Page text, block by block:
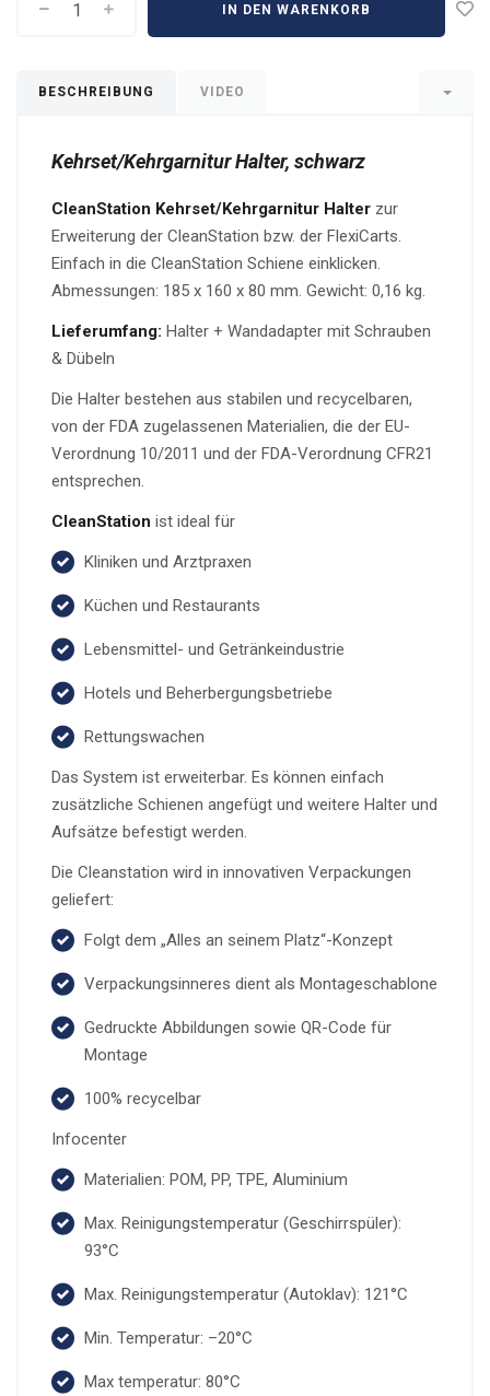
IN DEN WARENKORB
BESCHREIBUNG VIDEO
Kehrset/Kehrgarnitur Halter, schwarz
CleanStation Kehrset/Kehrgarnitur Halter zur
Erweiterung der CleanStation bzw. der FlexiCarts.
Einfach in die CleanStation Schiene einklicken.
Abmessungen: 185 x 160 x 80 mm. Gewicht: 0,16 kg.
Lieferumfang: Halter + Wandadapter mit Schrauben
& Dübeln
Die Halter bestehen aus stabilen und recycelbaren,
von der FDA zugelassenen Materialien, die der EU-
Verordnung 10/2011 und der FDA-Verordnung CFR21
entsprechen.
CleanStation ist ideal für
Kliniken und Arztpraxen
Küchen und Restaurants
Lebensmittel- und Getränkeindustrie
Hotels und Beherbergungsbetriebe
Rettungswachen
Das System ist erweiterbar. Es können einfach
zusätzliche Schienen angefügt und weitere Halter und
Aufsätze befestigt werden.
Die Cleanstation wird in innovativen Verpackungen
geliefert:
Folgt dem „Alles an seinem Platz“-Konzept
Verpackungsinneres dient als Montageschablone
Gedruckte Abbildungen sowie QR-Code für
Montage
100% recycelbar
Infocenter
Materialien: POM, PP, TPE, Aluminium
Max. Reinigungstemperatur (Geschirrspüler):
93°C
Max. Reinigungstemperatur (Autoklav): 121°C
Min. Temperatur: –20°C
Max temperatur: 80°C